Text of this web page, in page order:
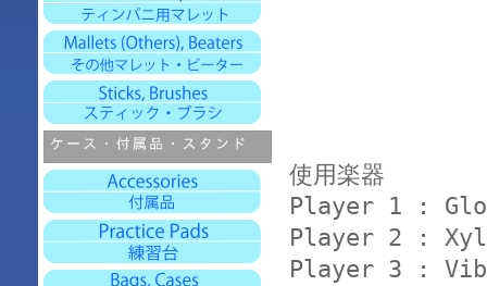
使用楽器
Player 1 :
Player 2 :
Player 3 :